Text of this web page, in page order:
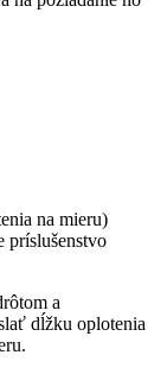
na mieru)
príslušenstvo
a
dĺžku oplotenia